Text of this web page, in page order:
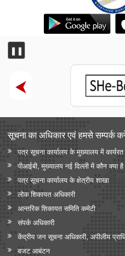
❚❚
सूचना का अधिकार एवं हमसे सम्‍पर्क
पत्र सूचना कार्यालय के मुख्यालय में
पीआईबी, मुख्यालय नई दिल्ली में कौन क्या
पत्र सूचना कार्यालय के क्षेत्रीय शाखा
लोक शिकायत अधिकारी
आन्‍तरिक शिकायत समिति कमेटी
संपर्क अधिकारी
केंद्रीय जन सूचना अधिकारी, अपीलीय
बजट आबंटन